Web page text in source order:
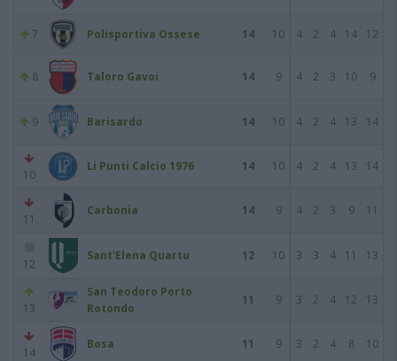
7 Polisportiva Ossese 14 10 4 2 4 14 12
8 Taloro Gavoi 14 9 4 2 3 10 9
9 Barisardo 14 10 4 2 4 13 14
10
Li Punti Calcio 1976 14 10 4 2 4 13 14
11
Carbonia 14 9 4 2 3 9 11
12
Sant'Elena Quartu 12 10 3 3 4 11 13
13
San Teodoro Porto
Rotondo
11 9 3 2 4 12 13
14
Bosa 11 9 3 2 4 8 10